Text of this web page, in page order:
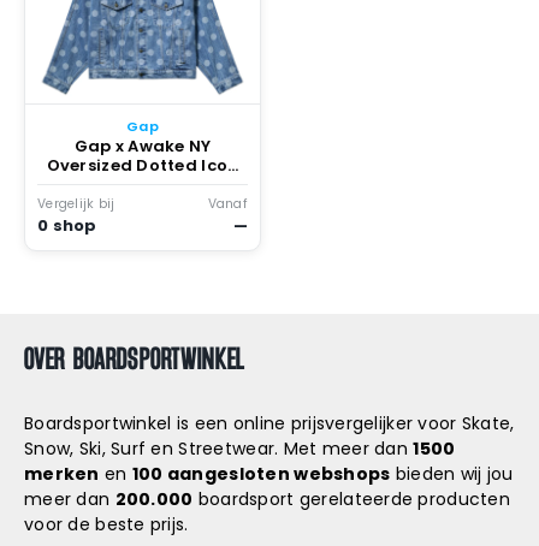
Gap
Gap x Awake NY
Oversized Dotted Icon
Jacket Two Tone Dot
Vergelijk bij
0 shop
Vanaf
—
OVER BOARDSPORTWINKEL
Boardsportwinkel is een online prijsvergelijker voor Skate,
Snow, Ski, Surf en Streetwear. Met meer dan1500
merken en 100 aangesloten webshops bieden wij jou
meer dan 200.000 boardsport gerelateerde producten
voor de beste prijs.